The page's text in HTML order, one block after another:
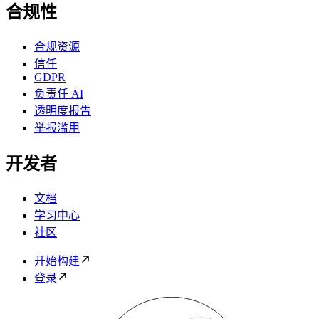
合规性
合规资源
信任
GDPR
负责任 AI
透明度报告
举报滥用
开发者
文档
学习中心
社区
开始构建
登录